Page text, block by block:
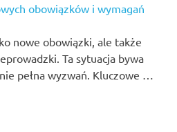
obowiązków i wymagań
nowe obowiązki, ale także
Ta sytuacja bywa
pełna wyzwań. Kluczowe …